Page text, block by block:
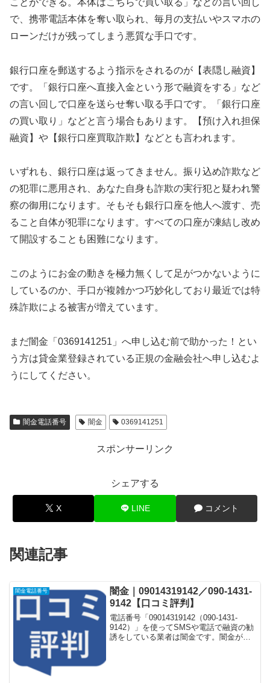
で、携帯電話本体を奪い取られ、毎月の支払いやスマホの
ローンだけが残ってしまう悪質な手口です。
銀行口座を郵送するよう指示をされるのが【表隠し融資】
です。「銀行口座へ直接入金という形で融資をする」など
の言い回しで口座を送らせ奪い取る手口です。「銀行口座
の買い取り」などと言う場合もあります。【預け入れ担保
融資】や【銀行口座買取詐欺】などとも言われます。
いずれも、銀行口座は返ってきません。振り込め詐欺など
の犯罪に悪用され、あなた自身も詐欺の実行犯と疑われ警
察の御用になります。そもそも銀行口座を他人へ渡す、売
ること自体が犯罪になります。すべての口座が凍結し改め
て開設することも困難になります。
このようにお金の動きを極力無くして足がつかないように
しているのか、手口が複雑かつ巧妙化しており最近では特
殊詐欺による被害が増えています。
まだ闇金「0369141251」へ申し込む前で助かった！とい
う方は貸金業登録されている正規の金融会社へ申し込むよ
うにしてください。
闇金電話番号 闇金 0369141251
スポンサーリンク
シェアする
X LINE コメント
関連記事
闇金電話番号
闇金｜09014319142／090-1431-
9142【口コミ評判】
電話番号「09014319142（090-1431-
9142）」を使ってSMSや電話で融資の勧
誘をしている業者は闇金です。闇金が運